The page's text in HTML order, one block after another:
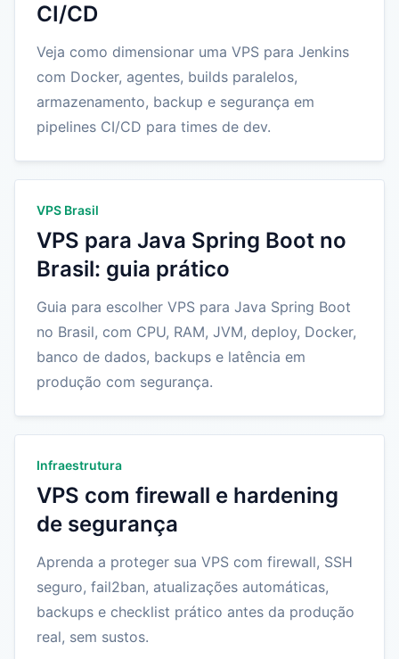
CI/CD
Veja como dimensionar uma VPS para Jenkins
com Docker, agentes, builds paralelos,
armazenamento, backup e segurança em
pipelines CI/CD para times de dev.
VPS Brasil
VPS para Java Spring Boot no
Brasil: guia prático
Guia para escolher VPS para Java Spring Boot
no Brasil, com CPU, RAM, JVM, deploy, Docker,
banco de dados, backups e latência em
produção com segurança.
Infraestrutura
VPS com firewall e hardening
de segurança
Aprenda a proteger sua VPS com firewall, SSH
seguro, fail2ban, atualizações automáticas,
backups e checklist prático antes da produção
real, sem sustos.